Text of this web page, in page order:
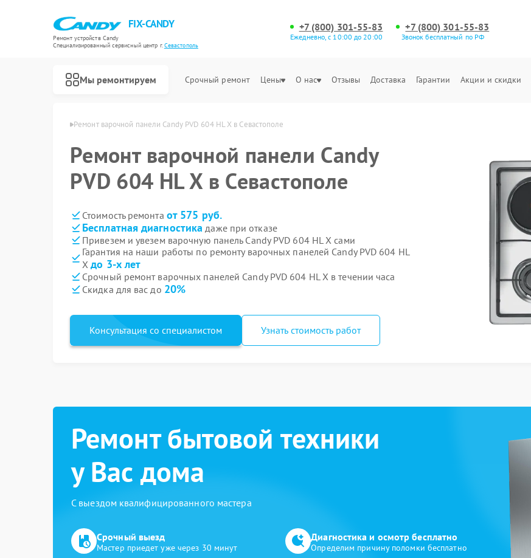
FIX-CANDY
Ремонт устройств Candy
Специализированный cервисный центр г.Севастополь
+7 (800) 301-55-83
Ежедневно, с 10:00 до 20:00
+7 (800) 301-55-83
Звонок бесплатный по РФ
Мы ремонтируем Срочный ремонт Цены О нас Отзывы Доставка Гарантии Акции и скидки
в Севастополе Ремонт варочной панели Candy PVD 604 HL X в Севастополе
Ремонт варочной панели Candy
PVD 604 HL X в Севастополе
Стоимость ремонта от 575 руб.
Бесплатная диагностика даже при отказе
Привезем и увезем варочную панель Candy PVD 604 HL X сами
Гарантия на наши работы по ремонту варочных панелей Candy PVD 604 HL
Xдо 3-х лет
Срочный ремонт варочных панелей Candy PVD 604 HL X в течении часа
Скидка для вас до 20%
Консультация со специалистом Узнать стоимость работ
Ремонт бытовой техники
у Вас дома
С выездом квалифицированного мастера
Срочный выезд
Мастер приедет уже через 30 минут
Диагностика и осмотр бесплатно
Определим причину поломки бесплатно